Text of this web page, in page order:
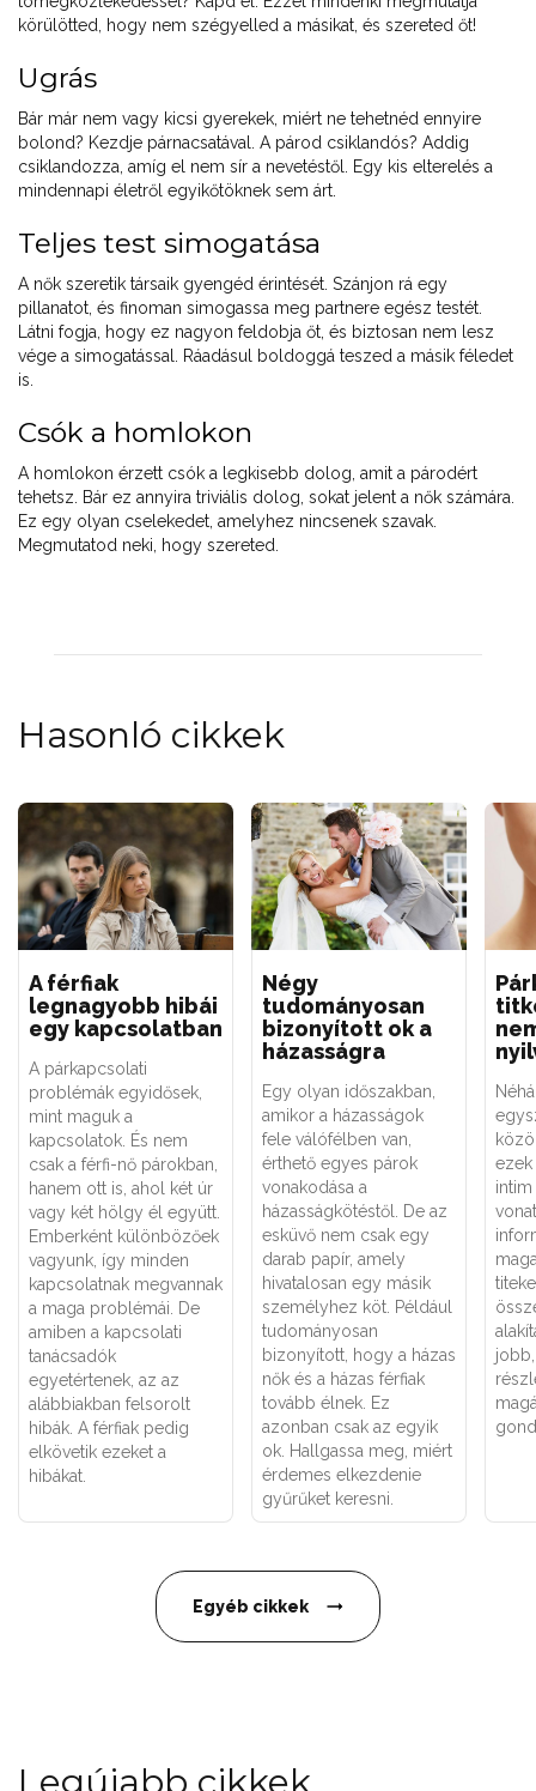
körülötted, hogy nem szégyelled a másikat, és szereted őt!
Ugrás
Bár már nem vagy kicsi gyerekek, miért ne tehetnéd ennyire
bolond? Kezdje párnacsatával. A párod csiklandós? Addig
csiklandozza, amíg el nem sír a nevetéstől. Egy kis elterelés a
mindennapi életről egyikőtöknek sem árt.
Teljes test simogatása
A nők szeretik társaik gyengéd érintését. Szánjon rá egy
pillanatot, és finoman simogassa meg partnere egész testét.
Látni fogja, hogy ez nagyon feldobja őt, és biztosan nem lesz
vége a simogatással. Ráadásul boldoggá teszed a másik féledet
is.
Csók a homlokon
A homlokon érzett csók a legkisebb dolog, amit a párodért
tehetsz. Bár ez annyira triviális dolog, sokat jelent a nők számára.
Ez egy olyan cselekedet, amelyhez nincsenek szavak.
Megmutatod neki, hogy szereted.
Hasonló cikkek
A férfiak
legnagyobb hibái
egy kapcsolatban
A párkapcsolati
problémák egyidősek,
mint maguk a
kapcsolatok. És nem
csak a férfi-nő párokban,
hanem ott is, ahol két úr
vagy két hölgy él együtt.
Emberként különbözőek
vagyunk, így minden
kapcsolatnak megvannak
a maga problémái. De
amiben a kapcsolati
tanácsadók
egyetértenek, az az
alábbiakban felsorolt
hibák. A férfiak pedig
elkövetik ezeket a
hibákat.
Négy
tudományosan
bizonyított ok a
házasságra
Egy olyan időszakban,
amikor a házasságok
fele válófélben van,
érthető egyes párok
vonakodása a
házasságkötéstől. De az
esküvő nem csak egy
darab papír, amely
hivatalosan egy másik
személyhez köt. Például
tudományosan
bizonyított, hogy a házas
nők és a házas férfiak
tovább élnek. Ez
azonban csak az egyik
ok. Hallgassa meg, miért
érdemes elkezdenie
gyűrűket keresni.
Egyéb cikkek
Legújabb cikkek